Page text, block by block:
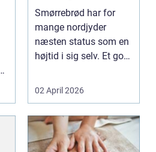
Smørrebrød har for
mange nordjyder
næsten status som en
højtid i sig selv. Et godt
02 April 2026